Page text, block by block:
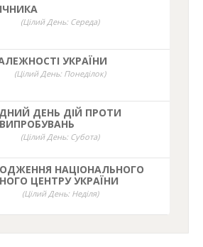
(Цілий День: Середа)
УКРАЇНИ
(Цілий День: Понеділок)
ДЕНЬ ДІЙ ПРОТИ
(Цілий День: Субота)
НАЦІОНАЛЬНОГО
ЦЕНТРУ УКРАЇНИ
(Цілий День: Неділя)